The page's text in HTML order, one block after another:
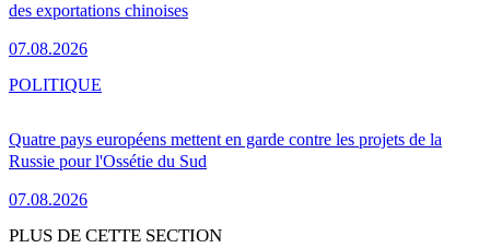
des exportations chinoises
07.08.2026
Quatre pays européens mettent en garde contre les projets de la
Russie pour l'Ossétie du Sud
07.08.2026
POLITIQUE
PLUS DE CETTE SECTION